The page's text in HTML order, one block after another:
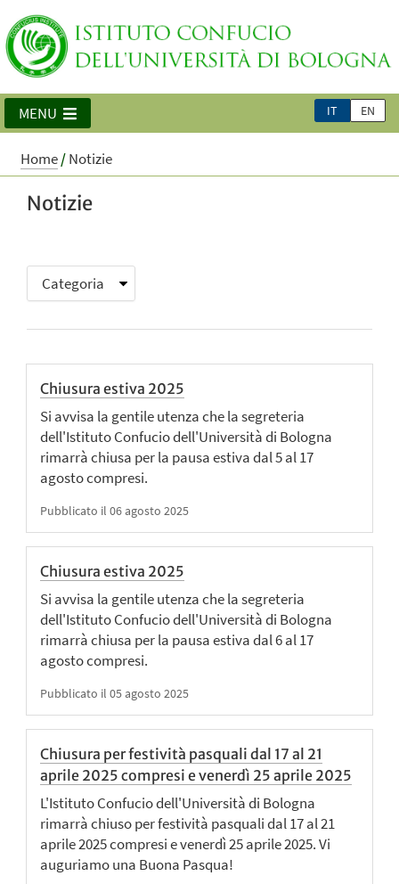
IT EN
MENU
Home/Notizie
Notizie
Chiusura estiva 2025
Si avvisa la gentile utenza che la segreteria
dell'Istituto Confucio dell'Università di Bologna
rimarrà chiusa per la pausa estiva dal 5 al 17
agosto compresi.
Pubblicato il 06 agosto 2025
Chiusura estiva 2025
Si avvisa la gentile utenza che la segreteria
dell'Istituto Confucio dell'Università di Bologna
rimarrà chiusa per la pausa estiva dal 6 al 17
agosto compresi.
Pubblicato il 05 agosto 2025
Chiusura per festività pasquali dal 17 al 21
aprile 2025 compresi e venerdì 25 aprile 2025
L'Istituto Confucio dell'Università di Bologna
rimarrà chiuso per festività pasquali dal 17 al 21
aprile 2025 compresi e venerdì 25 aprile 2025. Vi
auguriamo una Buona Pasqua!